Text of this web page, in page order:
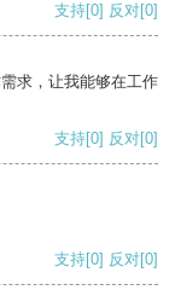
支持[0] 反对[0]
求，让我能够在工作
支持[0] 反对[0]
支持[0] 反对[0]